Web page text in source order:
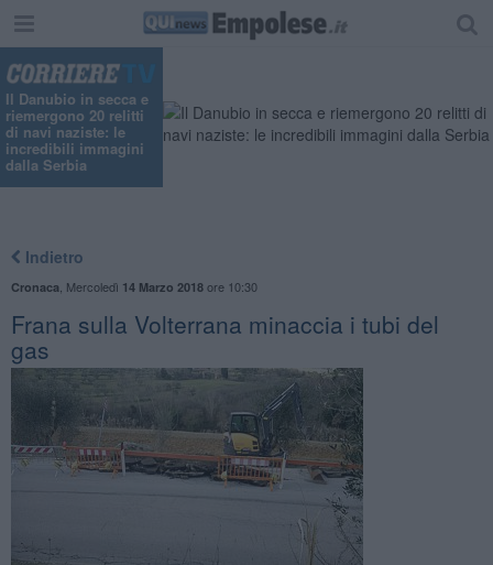
Il Danubio in secca e
riemergono 20 relitti
di navi naziste: le
incredibili immagini
dalla Serbia
Indietro
Cronaca Mercoledì 14 Marzo 2018ore 10:30
Frana sulla Volterrana minaccia i tubi del
gas